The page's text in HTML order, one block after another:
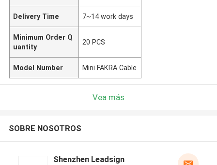
Delivery Time 7~14 work days
Minimum Order Q
uantity
20 PCS
Model Number Mini FAKRA Cable
Vea más
SOBRE NOSOTROS
Shenzhen Leadsign